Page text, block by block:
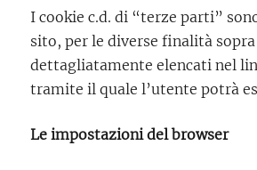
I cookie c.d. di “terze parti”
sito, per le diverse finalità
dettagliatamente elencati nel
tramite il quale l’utente potrà
Le impostazioni del browser